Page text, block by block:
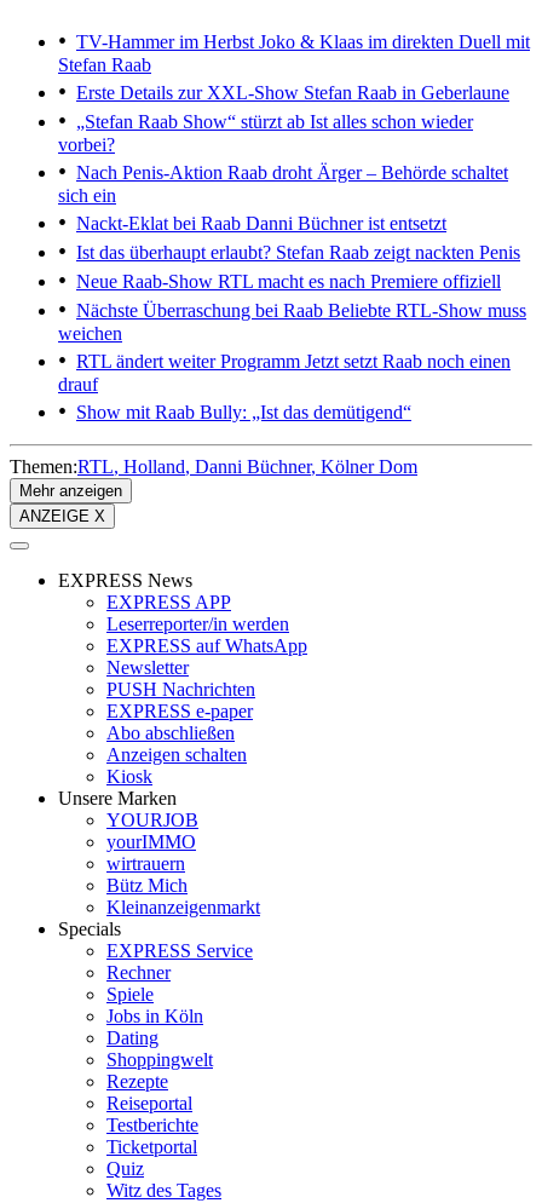
TV-Hammer im Herbst Joko & Klaas im direkten Duell mit
Stefan Raab
Erste Details zur XXL-Show Stefan Raab in Geberlaune
„Stefan Raab Show“ stürzt ab Ist alles schon wieder
vorbei?
Nach Penis-Aktion Raab droht Ärger – Behörde schaltet
sich ein
Nackt-Eklat bei Raab Danni Büchner ist entsetzt
Ist das überhaupt erlaubt? Stefan Raab zeigt nackten Penis
Neue Raab-Show RTL macht es nach Premiere offiziell
Nächste Überraschung bei Raab Beliebte RTL-Show muss
weichen
RTL ändert weiter Programm Jetzt setzt Raab noch einen
drauf
Show mit Raab Bully: „Ist das demütigend“
Themen:RTL Holland Danni Büchner Kölner Dom
Mehr anzeigen
ANZEIGE X
EXPRESS News
EXPRESS APP
Leserreporter/in werden
EXPRESS auf WhatsApp
Newsletter
PUSH Nachrichten
EXPRESS e-paper
Abo abschließen
Anzeigen schalten
Kiosk
Unsere Marken
YOURJOB
yourIMMO
wirtrauern
Bütz Mich
Kleinanzeigenmarkt
Specials
EXPRESS Service
Rechner
Spiele
Jobs in Köln
Dating
Shoppingwelt
Rezepte
Reiseportal
Testberichte
Ticketportal
Quiz
Witz des Tages